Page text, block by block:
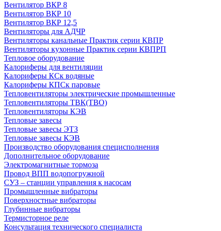
Вентилятор ВКР 8
Вентилятор ВКР 10
Вентилятор ВКР 12,5
Вентиляторы для АДЧР
Вентиляторы канальные Практик серии КВПР
Вентиляторы кухонные Практик серии КВПРП
Тепловое оборудование
Калориферы для вентиляции
Калориферы КСк водяные
Калориферы КПСк паровые
Тепловентиляторы электрические промышленные
Тепловентиляторы ТВК(ТВО)
Тепловентиляторы КЭВ
Тепловые завесы
Тепловые завесы ЭТЗ
Тепловые завесы КЭВ
Производство оборудования специсполнения
Дополнительное оборудование
Электромагнитные тормоза
Провод ВПП водопогружной
СУЗ – станции управления к насосам
Промышленные вибраторы
Поверхностные вибраторы
Глубинные вибраторы
Термисторное реле
Консультация технического специалиста